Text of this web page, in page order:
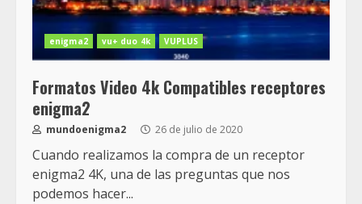
enigma2 vu+ duo 4k VUPLUS
Formatos Video 4k Compatibles receptores
enigma2
mundoenigma2 26 de julio de 2020
Cuando realizamos la compra de un receptor
enigma2 4K, una de las preguntas que nos
podemos hacer...